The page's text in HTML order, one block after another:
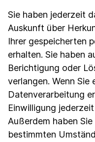
Sie haben jederzeit
Auskunft über
Ihrer gespeicherten
erhalten. Sie haben
Berichtigung oder
verlangen. Wenn Sie
Datenverarbeitung
Einwilligung
Außerdem haben
bestimmten